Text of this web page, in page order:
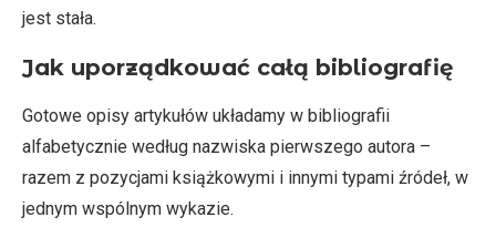
jest stała.
Jak uporządkować całą bibliografię
Gotowe opisy artykułów układamy w bibliografii
alfabetycznie według nazwiska pierwszego autora –
razem z pozycjami książkowymi i innymi typami źródeł, w
jednym wspólnym wykazie.